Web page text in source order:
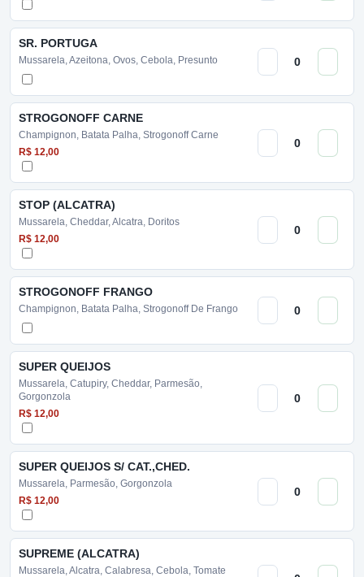
SR. PORTUGA
Mussarela, Azeitona, Ovos, Cebola, Presunto
STROGONOFF CARNE
Champignon, Batata Palha, Strogonoff Carne
R$ 12,00
STOP (ALCATRA)
Mussarela, Cheddar, Alcatra, Doritos
R$ 12,00
STROGONOFF FRANGO
Champignon, Batata Palha, Strogonoff De Frango
SUPER QUEIJOS
Mussarela, Catupiry, Cheddar, Parmesão,
Gorgonzola
R$ 12,00
SUPER QUEIJOS S/ CAT.,CHED.
Mussarela, Parmesão, Gorgonzola
R$ 12,00
SUPREME (ALCATRA)
Mussarela, Alcatra, Calabresa, Cebola, Tomate